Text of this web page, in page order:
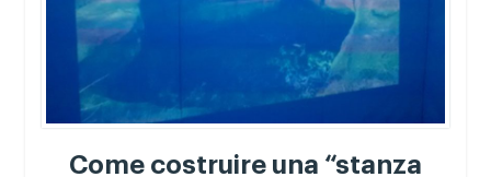
Come costruire una “stanza